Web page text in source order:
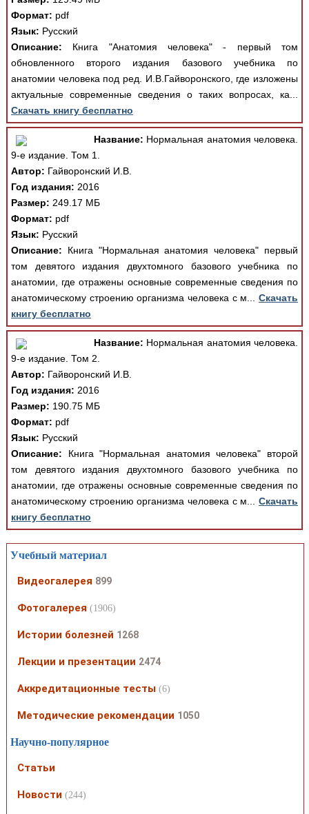
Формат: pdf
Язык: Русский
Описание: Книга "Анатомия человека" - первый том
обновленного второго издания базового учебника по
анатомии человека под ред. И.В.Гайворонского, где изложены
актуальные современные сведения о таких вопросах, ка...
Скачать книгу бесплатно
Название: Нормальная анатомия человека.
9-е издание. Том 1.
Автор: Гайворонский И.В.
Год издания: 2016
Размер: 249.17 МБ
Формат: pdf
Язык: Русский
Описание: Книга "Нормальная анатомия человека" первый
том девятого издания двухтомного базового учебника по
анатомии, где отражены основные современные сведения по
анатомическому строению организма человека с м...Скачать
книгу бесплатно
Название: Нормальная анатомия человека.
9-е издание. Том 2.
Автор: Гайворонский И.В.
Год издания: 2016
Размер: 190.75 МБ
Формат: pdf
Язык: Русский
Описание: Книга "Нормальная анатомия человека" второй
том девятого издания двухтомного базового учебника по
анатомии, где отражены основные современные сведения по
анатомическому строению организма человека с м...Скачать
книгу бесплатно
Учебный материал
Видеогалерея 899
Фотогалерея (1906)
Истории болезней 1268
Лекции и презентации 2474
Аккредитационные тесты (6)
Методические рекомендации 1050
Научно-популярное
Статьи
Новости (244)